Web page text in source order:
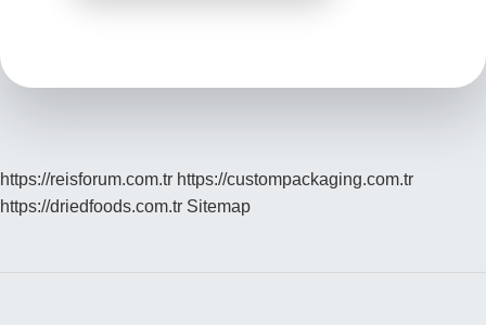
https://reisforum.com.tr https://custompackaging.com.tr
https://driedfoods.com.tr Sitemap